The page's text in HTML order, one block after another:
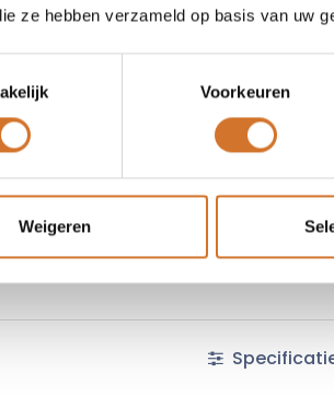
ze hebben verzameld op basis van uw
Voorkeuren
Weigeren